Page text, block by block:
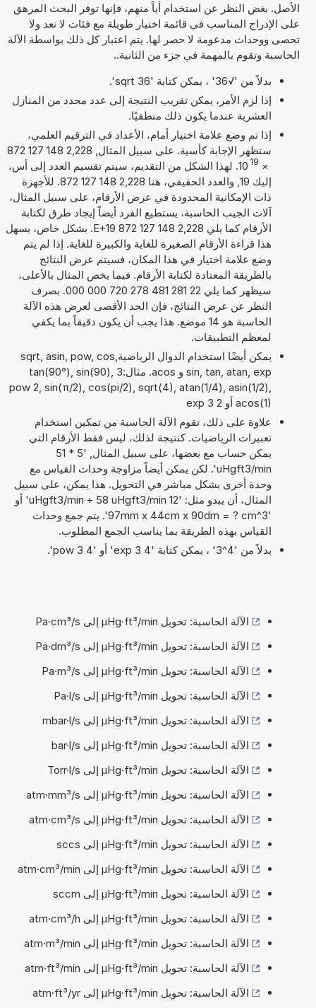
الأصل. بغض النظر عن استخدام أياً منهم، فإنها توفر البحث المرهق
على الإدراج المناسب في قائمة اختيار طويلة مع فئات لا تعد ولا
تحصى ووحدات مدعومة لا حصر لها. يتم اعتبار كل ذلك بواسطة الآلة
الحاسبة وتقوم بالمهمة في جزء من الثانية..
بدلاً من '√36' ، يمكن كتابة 'sqrt 36'.
إذا لزم الأمر، يمكن تقريب النتيجة إلى عدد محدد من المنازل
العشرية عندما يكون ذلك منطقيًا.
إذا تم وضع علامة اختيار أمام، الأعداد في الترقيم العلمي،
ستظهر الإجابة كأسية. على سبيل المثال, 2,228 148 127 872
×
10 19
. لهذا الشكل من التقديم، سيتم تقسيم العدد إلى أس،
إليك 19, والعدد الحقيقي، هنا 2,228 148 127 872. للأجهزة
ذات الإمكانية المحدودة في عرض الأرقام، على سبيل المثال،
آلات الجيب الحاسبة، يستطيع الفرد أيضاً إيجاد طرق لكتابة
الأرقام كما يلي 2,228 148 127 872 E+19. بشكل خاص، يسهل
هذا قراءة الأرقام الصغيرة للغاية والكبيرة للغاية. إذا لم يتم
وضع علامة اختيار في هذا المكان، فسيتم عرض النتائج
بالطريقة المعتادة لكتابة الأرقام. فيما يخص المثال بالأعلى،
سيظهر كما يلي 22 281 481 278 720 000 000. بصرف
النظر عن عرض النتائج، فإن الحد الأقصى لعرض هذه الآلة
الحاسبة هو 14 موضع. هذا يجب أن يكون دقيقاً بما يكفي
لمعظم التطبيقات.
يمكن أيضًا استخدام الدوال الرياضيةsqrt, asin, pow, cos,
sin, tan, atan, exp و acos. مثال:tan(90°), sin(90), 3
pow 2, sin(π/2), cos(pi/2), sqrt(4), atan(1/4), asin(1/2),
acos(1) أو 2 exp 3
علاوة على ذلك، تقوم الآلة الحاسبة من تمكين استخدام
تعبيرات الرياضيات. كنتيجة لذلك، ليس فقط الأرقام التي
يمكن حساب مع بعضها، على سبيل المثال, '5 * 51
uHgft3/min'. لكن يمكن أيضاً مزاوجة وحدات القياس مع
وحدة أخرى بشكل مباشر في التحويل. هذا يمكن، على سبيل
المثال، أن يبدو مثل: '12 uHgft3/min + 58 uHgft3/min' أو
'97mm x 44cm x 90dm = ? cm^3'. يتم جمع وحدات
القياس بهذه الطريقة بما يناسب الجمع المطلوب.
بدلاً من '4^3' ، يمكن كتابة '4 exp 3' أو '4 pow 3'.
الآلة الحاسبة: تحويل µHg·ft³/min إلى Pa·cm³/s
الآلة الحاسبة: تحويل µHg·ft³/min إلى Pa·dm³/s
الآلة الحاسبة: تحويل µHg·ft³/min إلى Pa·m³/s
الآلة الحاسبة: تحويل µHg·ft³/min إلى Pa·l/s
الآلة الحاسبة: تحويل µHg·ft³/min إلى mbar·l/s
الآلة الحاسبة: تحويل µHg·ft³/min إلى bar·l/s
الآلة الحاسبة: تحويل µHg·ft³/min إلى Torr·l/s
الآلة الحاسبة: تحويل µHg·ft³/min إلى atm·mm³/s
الآلة الحاسبة: تحويل µHg·ft³/min إلى atm·cm³/s
الآلة الحاسبة: تحويل µHg·ft³/min إلى sccs
الآلة الحاسبة: تحويل µHg·ft³/min إلى atm·cm³/min
الآلة الحاسبة: تحويل µHg·ft³/min إلى sccm
الآلة الحاسبة: تحويل µHg·ft³/min إلى atm·cm³/h
الآلة الحاسبة: تحويل µHg·ft³/min إلى atm·m³/min
الآلة الحاسبة: تحويل µHg·ft³/min إلى atm·ft³/min
الآلة الحاسبة: تحويل µHg·ft³/min إلى atm·ft³/yr